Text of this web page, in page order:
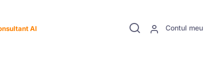
Contul meu
AI